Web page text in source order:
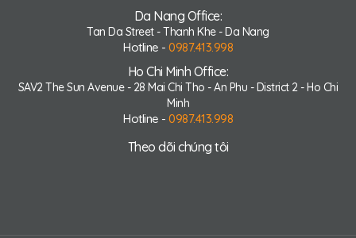
Da Nang Office:
Tan Da Street - Thanh Khe - Da Nang
Hotline - 0987.413.998
Ho Chi Minh Office:
SAV2 The Sun Avenue - 28 Mai Chi Tho - An Phu - District 2 - Ho Chi
Minh
Hotline - 0987.413.998
Theo dõi chúng tôi